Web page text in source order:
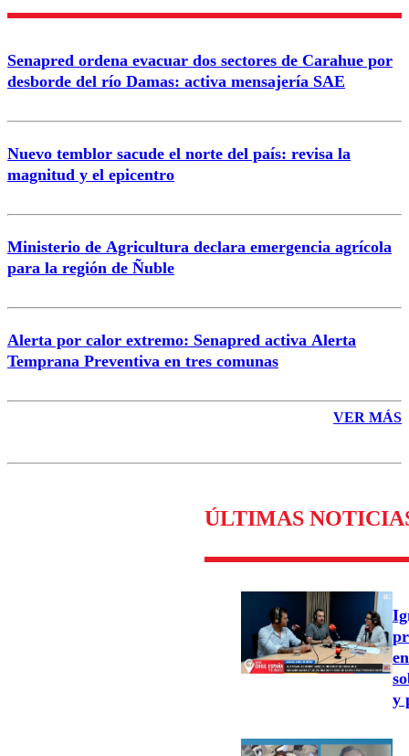
Nombre
Correo
Senapred ordena evacuar dos sectores de Carahue por
desborde del río Damas: activa mensajería SAE
Nuevo temblor sacude el norte del país: revisa la
magnitud y el epicentro
Ministerio de Agricultura declara emergencia agrícola
para la región de Ñuble
Alerta por calor extremo: Senapred activa Alerta
Temprana Preventiva en tres comunas
VER MÁS
ÚLTIMAS
y